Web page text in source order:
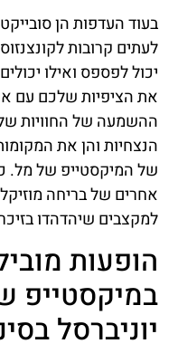
בעוד העדפות הן
לעתים קרובות
יכול לפספס ואילו
את הציפיות שלכם עם
ההשמעה של החוויות
הנצחיות והן את
של המיקסטייפ של מל.
אחרים של בריחה
למקצבים שיהדהדו
הופעות
במיקסטייפ
יוניברסל